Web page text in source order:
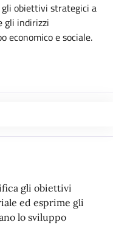
obiettivi strategici a
gli indirizzi
economico e sociale.
gli obiettivi
ed esprime gli
lo sviluppo